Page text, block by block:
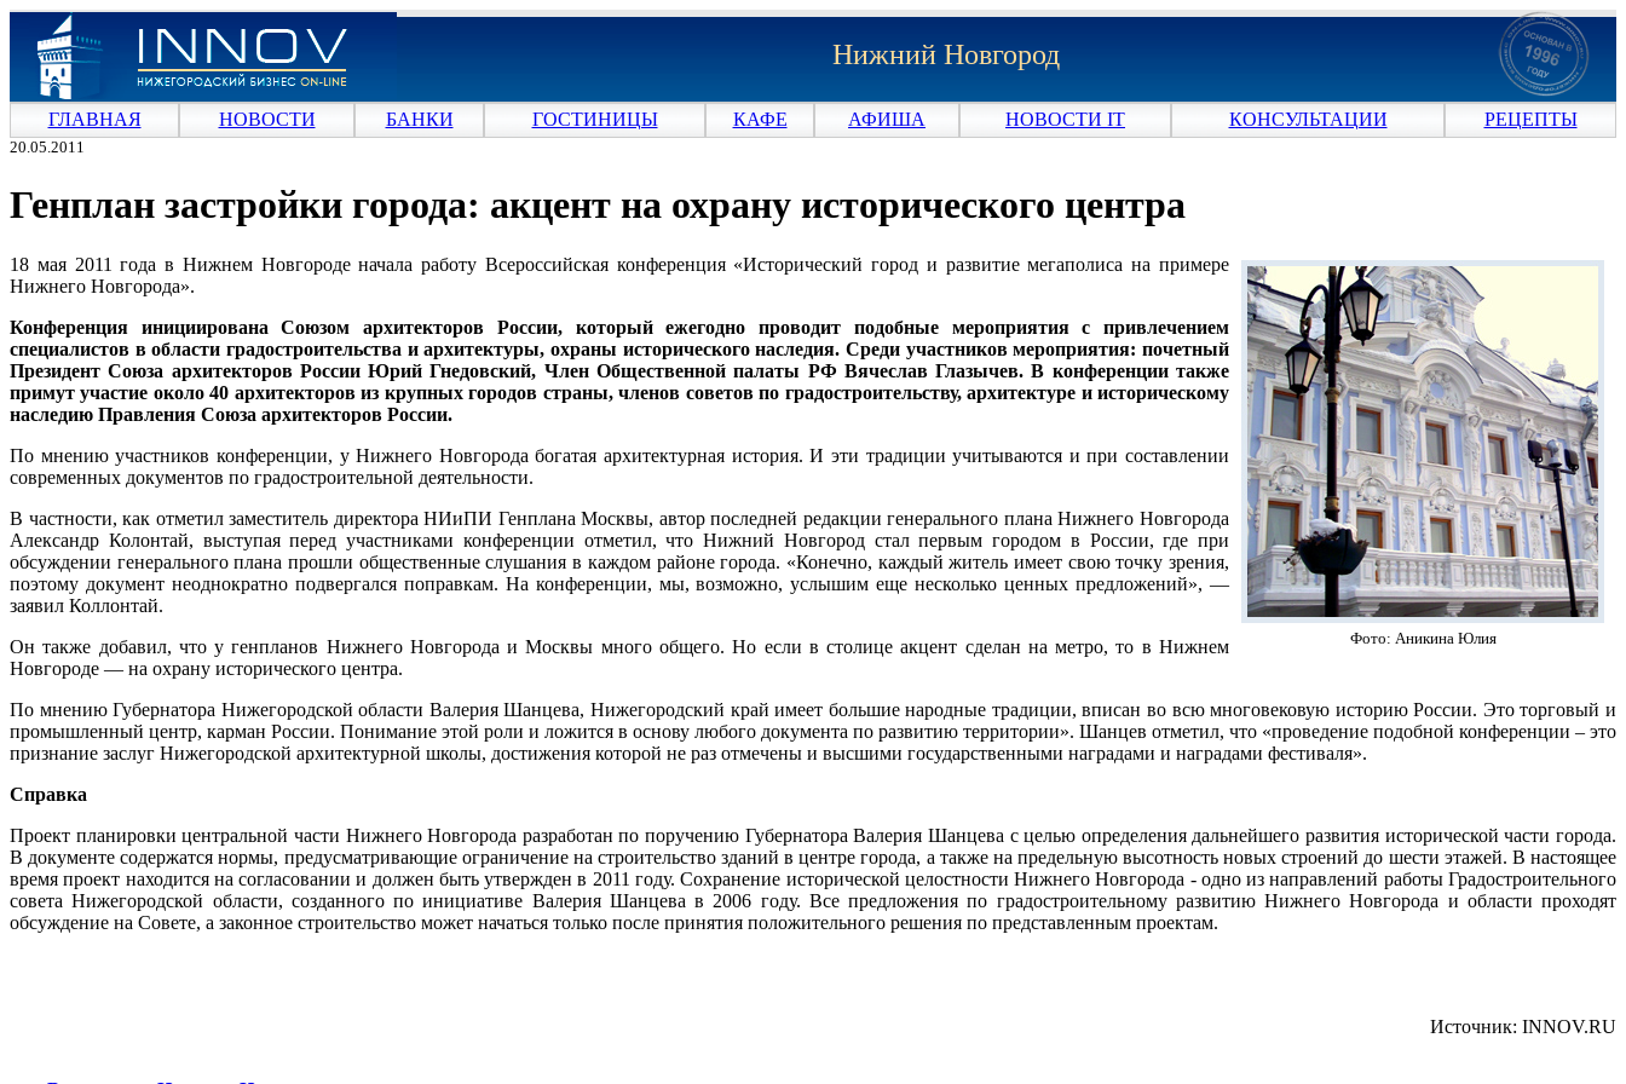
Нижний Новгород
ГЛАВНАЯ НОВОСТИ БАНКИ ГОСТИНИЦЫ КАФЕ АФИША НОВОСТИ IT КОНСУЛЬТАЦИИ РЕЦЕПТЫ
20.05.2011
Генплан застройки города: акцент на охрану исторического центра
Фото: Аникина Юлия
18 мая 2011 года в Нижнем Новгороде начала работу Всероссийская конференция «Исторический город и развитие мегаполиса на примере
Нижнего Новгорода».
Конференция инициирована Союзом архитекторов России, который ежегодно проводит подобные мероприятия с привлечением
специалистов в области градостроительства и архитектуры, охраны исторического наследия. Среди участников мероприятия: почетный
Президент Союза архитекторов России Юрий Гнедовский, Член Общественной палаты РФ Вячеслав Глазычев. В конференции также
примут участие около 40 архитекторов из крупных городов страны, членов советов по градостроительству, архитектуре и историческому
наследию Правления Союза архитекторов России.
По мнению участников конференции, у Нижнего Новгорода богатая архитектурная история. И эти традиции учитываются и при составлении
современных документов по градостроительной деятельности.
В частности, как отметил заместитель директора НИиПИ Генплана Москвы, автор последней редакции генерального плана Нижнего Новгорода
Александр Колонтай, выступая перед участниками конференции отметил, что Нижний Новгород стал первым городом в России, где при
обсуждении генерального плана прошли общественные слушания в каждом районе города. «Конечно, каждый житель имеет свою точку зрения,
поэтому документ неоднократно подвергался поправкам. На конференции, мы, возможно, услышим еще несколько ценных предложений», —
заявил Коллонтай.
Он также добавил, что у генпланов Нижнего Новгорода и Москвы много общего. Но если в столице акцент сделан на метро, то в Нижнем
Новгороде — на охрану исторического центра.
По мнению Губернатора Нижегородской области Валерия Шанцева, Нижегородский край имеет большие народные традиции, вписан во всю многовековую историю России. Это торговый и
промышленный центр, карман России. Понимание этой роли и ложится в основу любого документа по развитию территории». Шанцев отметил, что «проведение подобной конференции – это
признание заслуг Нижегородской архитектурной школы, достижения которой не раз отмечены и высшими государственными наградами и наградами фестиваля».
Справка
Проект планировки центральной части Нижнего Новгорода разработан по поручению Губернатора Валерия Шанцева с целью определения дальнейшего развития исторической части города.
В документе содержатся нормы, предусматривающие ограничение на строительство зданий в центре города, а также на предельную высотность новых строений до шести этажей. В настоящее
время проект находится на согласовании и должен быть утвержден в 2011 году. Сохранение исторической целостности Нижнего Новгорода - одно из направлений работы Градостроительного
совета Нижегородской области, созданного по инициативе Валерия Шанцева в 2006 году. Все предложения по градостроительному развитию Нижнего Новгорода и области проходят
обсуждение на Совете, а законное строительство может начаться только после принятия положительного решения по представленным проектам.
Источник: INNOV.RU